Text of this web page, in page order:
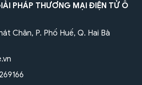
PHÁP THƯƠNG MẠI ĐIỆN TỬ Ô
Chân, P. Phố Huế, Q. Hai Bà